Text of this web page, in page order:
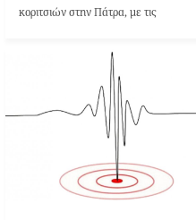
κοριτσιών στην Πάτρα, με τις
της δημοσιότητας να δημιουργούν